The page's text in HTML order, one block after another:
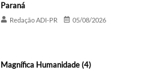
Paraná
Redação ADI-PR 05/08/2026
Magnífica Humanidade (4)